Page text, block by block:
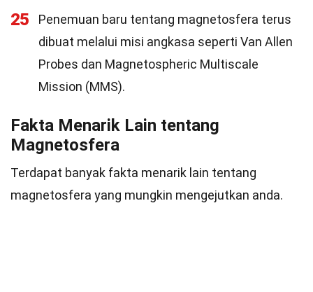
25
Penemuan baru tentang magnetosfera terus
dibuat melalui misi angkasa seperti Van Allen
Probes dan Magnetospheric Multiscale
Mission (MMS).
Fakta Menarik Lain tentang
Magnetosfera
Terdapat banyak fakta menarik lain tentang
magnetosfera yang mungkin mengejutkan anda.